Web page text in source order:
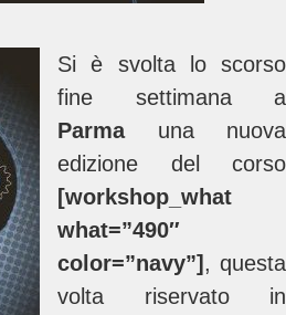
Si è svolta lo scorso
fine settimana a
Parmauna nuova
edizione del corso
[workshop_what
what=”490″
color=”navy”] , questa
volta riservato in